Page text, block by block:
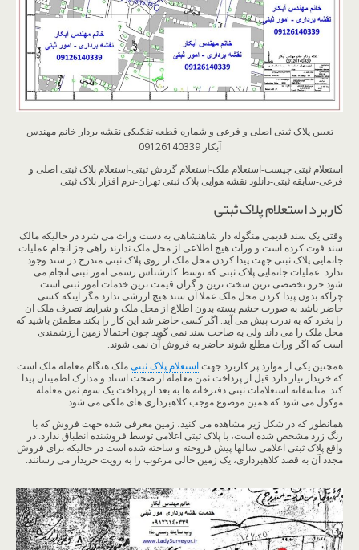
تعیین پلاک ثبتی اصلی و فرعی و شماره قطعه تفکیکی نقشه بردار خانم مهندس
آبکار 09126140339
استعلام ثبتی چیست-استعلام ملک-استعلام گردش ثبتی-استعلام پلاک ثبتی اصلی و
فرعی-سابقه ثبتی-دانلود نقشه هوایی پلاک ثبتی تهران-نرم افزار پلاک ثبتی
کاربرد استعلام پلاک ثبتی
وقتی یک سند قدیمی منگوله دار شاهنشاهی به دست وراث می شرد در حالیکه مالک
سند فوت کرده است و وراث هیچ اطلاعی از محل ملک ندارند راهی جز انجام عملیات
جانمایی پلاک ثبتی جهت پیدا کردن محل ملک از روی پلاک ثبتی مندرج در سند وجود
ندارد. عملیات جانمایی پلاک ثبتی که توسط کارشناس رسمی امور ثبتی انجام می
شود جزو تخصصی ترین سخت ترین و گران قیمت ترین خدمات امور ثبتی است.
چراکه بدون پیدا کردن محل ملک عملا آن سند هیچ ارزشی ندارد مگر اینکه کسی
حاضر باشد به صورت چشم بسته بدون اطلاع از محل ملک و شرایط تصرف ملک ان
را بخرد که به ندرت پیش می آید. اگر کسی حاضر شد این کار را بکند مطمئن باشید که
محل ملک را می داند ولی به صاحب سند نمی گوید چون احتمالا زمین ارزشمندی
است که اگر وراث مطلع شوند حاضر به فروش آن نمی شوند.
همچنین یکی از موارد پر کاربرد جهت استعلام پلاک ثبتی ملک هنگام معامله ملک است
که خریدار نیاز دارد قبل از پرداخت ثمن معامله از صحت اسناد و مدارک اطمینان پیدا
کند. متاسفانه استعلامات ثبتی دفترخانه ها به بعد از پرداخت یک سوم ثمن معامله
موکول می شود که همین موضوع موجب کلاهبرداری های ملکی می شود.
همانطور که در شکل زیر مشاهده می کنید، زمین معرفی شده جهت فروش که با
رنگ زرد مشخص شده است، با پلاک ثبتی اعلامی توسط فروشنده انطباق ندارد. در
واقع پلاک ثبتی اعلامی سالها پیش فروخته و ساخته شده است در حالیکه برای فروش
مجدد آن به قصد کلاهبرداری، یک زمین خالی مرغوب را به رویت خریدار می رسانند.